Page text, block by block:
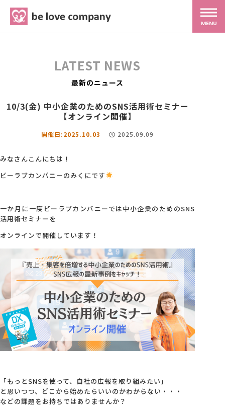
MENU
スタッフ紹介
最新ブログ
アクセス
採用情報
お問い合わせ
LATEST NEWS
最新のニュース
10/3(金) 中小企業のためのSNS活用術セミナー
【オンライン開催】
開催日:2025.10.03 2025.09.09
みなさんこんにちは！
ビーラブカンパニーのみくにです
一か月に一度ビーラブカンパニーでは中小企業のためのSNS
活用術セミナーを
オンラインで開催しています！
「もっとSNSを使って、自社の広報を取り組みたい」
と思いつつ、どこから始めたらいいのかわからない・・・
などの課題をお持ちではありませんか？